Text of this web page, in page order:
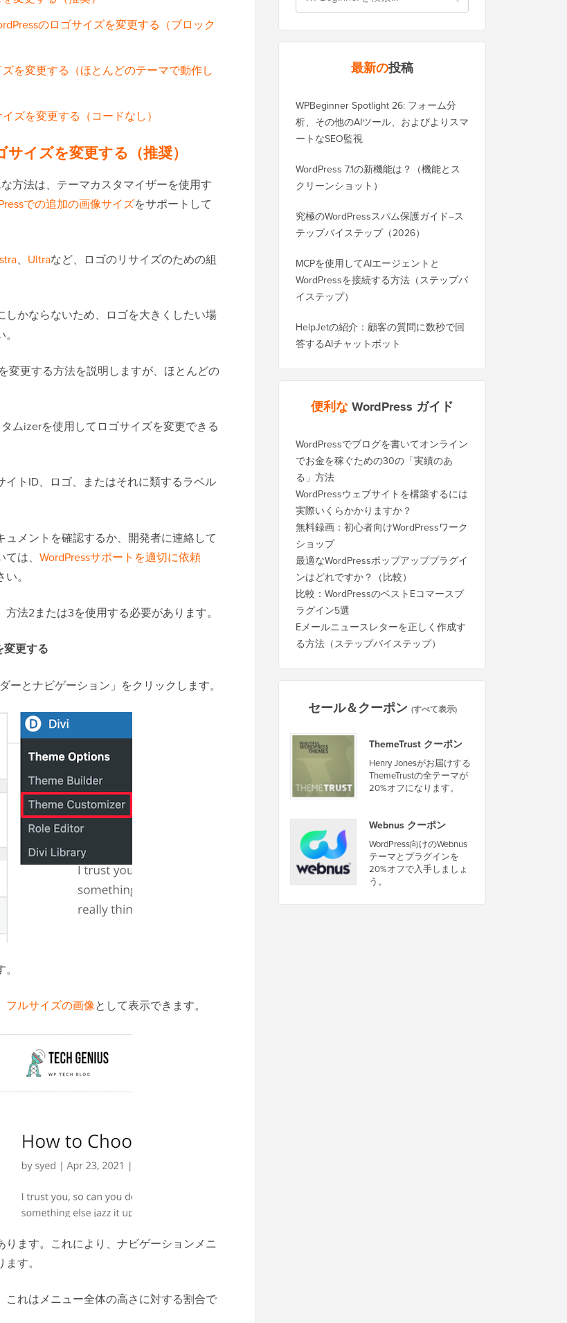
のロゴサイズを変更する（ブロック
を変更する（ほとんどのテーマで動作し
ズを変更する（コードなし）
イズを変更する（推奨）
方法は、テーマカスタマイザーを使用す
での追加の画像サイズをサポートして
、 Ultraなど、ロゴのリサイズのための組
かならないため、ロゴを大きくしたい場
変更する方法を説明しますが、ほとんどの
ムizerを使用してロゴサイズを変更できる
イトID、ロゴ、またはそれに類するラベル
メントを確認するか、開発者に連絡して
は、 WordPressサポートを適切に依頼
。
法2または3を使用する必要があります。
変更する
ーとナビゲーション」をクリックします。
フルサイズの画像として表示できます。
ます。これにより、ナビゲーションメニ
す。
れはメニュー全体の高さに対する割合で
最新の投稿
WPBeginner Spotlight 26: フォーム分
析、その他のAIツール、およびよりスマ
ートなSEO監視
WordPress 7.1の新機能は？（機能とス
クリーンショット）
究極のWordPressスパム保護ガイド–ス
テップバイステップ（2026）
MCPを使用してAIエージェントと
WordPressを接続する方法（ステップバ
イステップ）
HelpJetの紹介：顧客の質問に数秒で回
答するAIチャットボット
便利なWordPress ガイド
WordPressでブログを書いてオンライン
でお金を稼ぐための30の「実績のあ
る」方法
WordPressウェブサイトを構築するには
実際いくらかかりますか？
無料録画：初心者向けWordPressワーク
ショップ
最適なWordPressポップアッププラグイ
ンはどれですか？（比較）
比較：WordPressのベストEコマースプ
ラグイン5選
Eメールニュースレターを正しく作成す
る方法（ステップバイステップ）
セール＆クーポン (すべて表示)
ThemeTrust クーポン
Henry Jonesがお届けする
ThemeTrustの全テーマが
20%オフになります。
Webnus クーポン
WordPress向けのWebnus
テーマとプラグインを
20%オフで入手しましょ
う。